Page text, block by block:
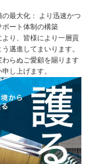
の最大化： より迅速かつ
ポート体制の構築
より、皆様により一層貢
邁進してまいります。
わらぬご愛顧を賜ります
し上げます。